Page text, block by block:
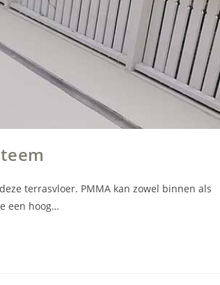
terrasvloer. PMMA kan zowel binnen als
een hoog…